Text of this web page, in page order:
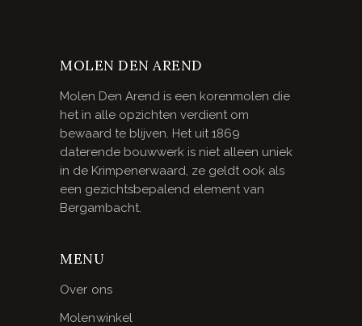
MOLEN DEN AREND
Molen Den Arend is een korenmolen die
het in alle opzichten verdient om
bewaard te blijven. Het uit 1869
daterende bouwwerk is niet alleen uniek
in de Krimpenerwaard, ze geldt ook als
een gezichtsbepalend element van
Bergambacht.
MENU
Over ons
Molenwinkel